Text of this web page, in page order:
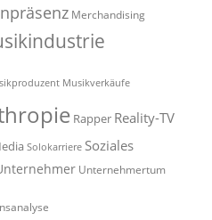
Merchandising
Musikverkäufe
Rapper Reality-TV
Solokarriere Soziales
Unternehmertum